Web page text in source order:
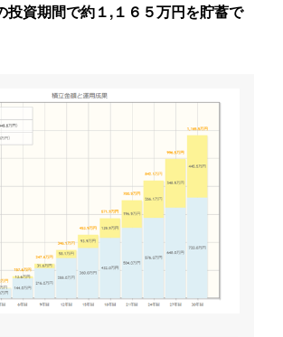
投資期間で約１,１６５万円を貯蓄で